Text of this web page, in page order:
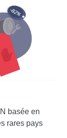
basée en
rares pays